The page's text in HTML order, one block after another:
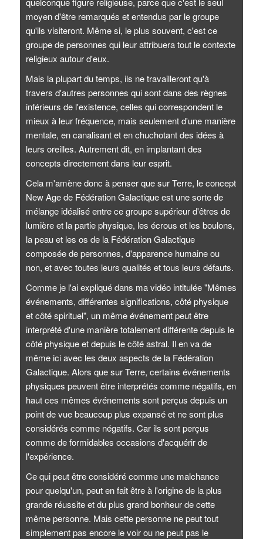
moyen d'être remarqués et entendus par le groupe
qu'ils visiteront. Même si, le plus souvent, c'est ce
groupe de personnes qui leur attribuera tout le contexte
religieux autour d'eux.
Mais la plupart du temps, ils ne travailleront qu'à
travers d'autres personnes qui sont dans des règnes
inférieurs de l'existence, celles qui correspondent le
mieux à leur fréquence, mais seulement d'une manière
mentale, en canalisant et en chuchotant des idées à
leurs oreilles. Autrement dit, en implantant des
concepts directement dans leur esprit.
Cela m'amène donc à penser que sur Terre, le concept
New Age de Fédération Galactique est une sorte de
mélange idéalisé entre ce groupe supérieur d'êtres de
lumière et la partie physique, les écrous et les boulons,
la peau et les os de la Fédération Galactique
composée de personnes, d'apparence humaine ou
non, et avec toutes leurs qualités et tous leurs défauts.
Comme je l'ai expliqué dans ma vidéo intitulée "Mêmes
événements, différentes significations, côté physique
et côté spirituel", un même événement peut être
interprété d'une manière totalement différente depuis le
côté physique et depuis le côté astral. Il en va de
même ici avec les deux aspects de la Fédération
Galactique. Alors que sur Terre, certains événements
physiques peuvent être interprétés comme négatifs, en
haut ces mêmes événements sont perçus depuis un
point de vue beaucoup plus expansé et ne sont plus
considérés comme négatifs. Car ils sont perçus
comme de formidables occasions d'acquérir de
l'expérience.
Ce qui peut être considéré comme une malchance
pour quelqu'un, peut en fait être à l'origine de la plus
grande réussite et du plus grand bonheur de cette
même personne. Mais cette personne ne peut tout
simplement pas encore le voir ou ne peut pas le